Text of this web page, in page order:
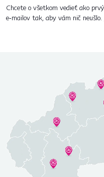
Chcete o všetkom vedieť ako
e‑mailov tak, aby vám nič neušlo.